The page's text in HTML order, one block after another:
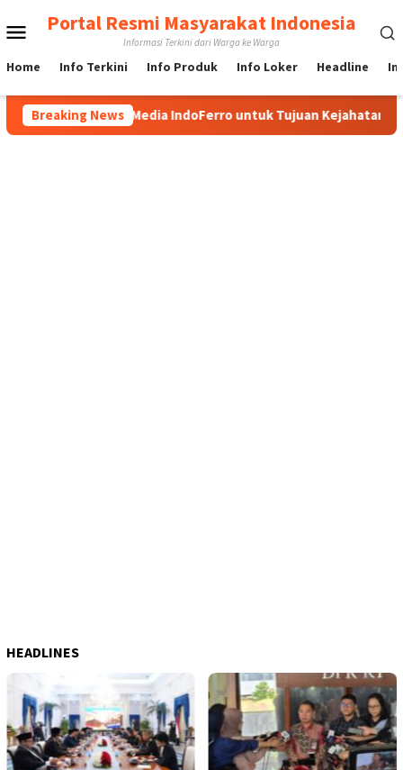
ke
Menu
Mobile
Portal Resmi Masyarakat Indonesia
Informasi Terkini dari Warga ke Warga
Home Info Terkini Info Produk Info Loker Headline
Breaking News
Nama Media IndoFerro untuk Tujuan Kejahatan
HEADLINES